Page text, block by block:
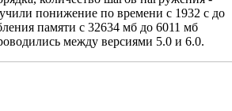
понижение по времени с 1932 с до
памяти с 32634 мб до 6011 мб
между версиями 5.0 и 6.0.